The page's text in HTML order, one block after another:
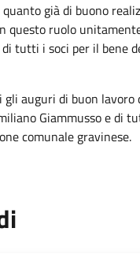
già di buono
questo ruolo
tutti i soci per il bene
auguri di buon lavoro
Giammusso e di
comunale gravinese.